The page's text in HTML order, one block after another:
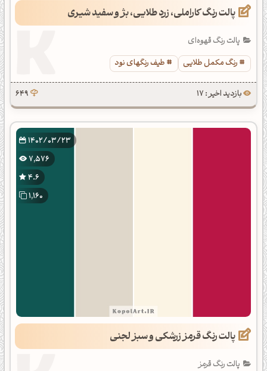
پالت رنگ کاراملی، زرد طلایی، بژ و سفید شیری
پالت رنگ قهوه‌ای
رنگ مکمل طلایی
طیف رنگهای نود
بازدید اخیر : 17 649
1402/03/23
7,576
4.6
1,160
پالت رنگ قرمز زرشکی و سبز لجنی
پالت رنگ قرمز